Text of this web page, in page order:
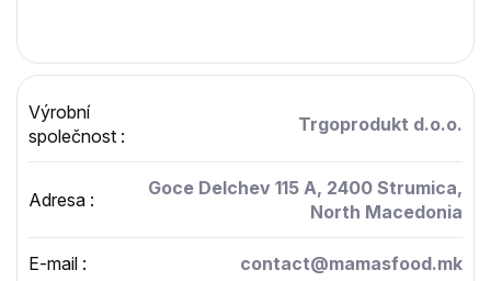
Výrobní
společnost :
Trgoprodukt d.o.o.
Adresa :
Goce Delchev 115 A, 2400 Strumica,
North Macedonia
E-mail : contact@mamasfood.mk